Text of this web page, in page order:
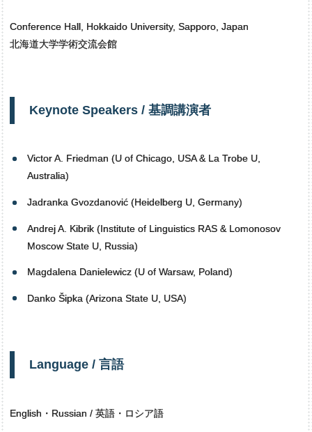
Conference Hall, Hokkaido University, Sapporo, Japan
北海道大学学術交流会館
Keynote Speakers / 基調講演者
Victor A. Friedman (U of Chicago, USA & La Trobe U,
Australia)
Jadranka Gvozdanović (Heidelberg U, Germany)
Andrej A. Kibrik (Institute of Linguistics RAS & Lomonosov
Moscow State U, Russia)
Magdalena Danielewicz (U of Warsaw, Poland)
Danko Šipka (Arizona State U, USA)
Language / 言語
English・Russian / 英語・ロシア語